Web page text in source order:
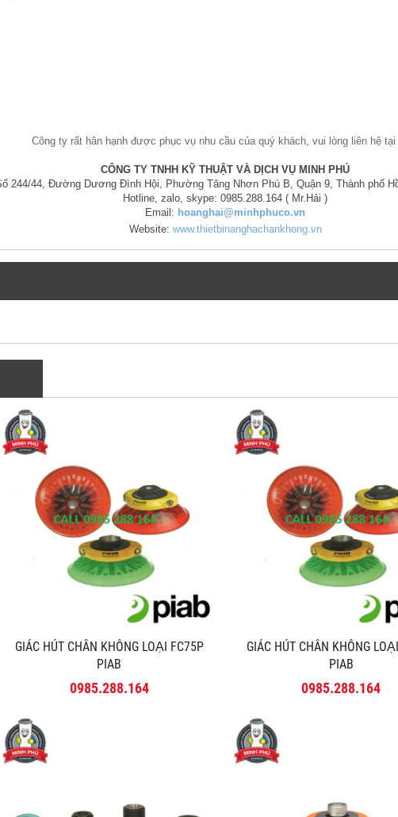
Công ty rất hân hạnh được phục vụ nhu cầu của quý khách, vui lòng liên hệ tại
CÔNG TY TNHH KỸ THUẬT VÀ DỊCH VỤ MINH PHÚ
244/44, Đường Dương Đình Hội, Phường Tăng Nhơn Phú B, Quận 9, Thành phố
Hotline, zalo, skype: 0985.288.164 ( Mr.Hải )
Email: hoanghai@minhphuco.vn
Website: www.thietbinanghachankhong.vn
GIÁC HÚT CHÂN KHÔNG LOẠI FC75P
PIAB
0985.288.164
GIÁC HÚT CHÂN KHÔNG
PIAB
0985.288.164